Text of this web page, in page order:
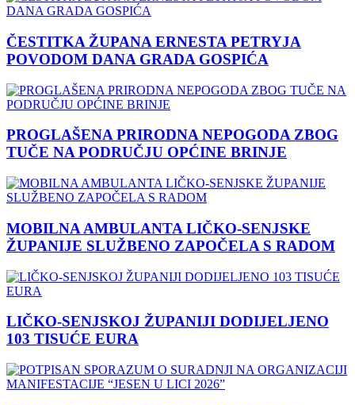
ČESTITKA ŽUPANA ERNESTA PETRYJA
POVODOM DANA GRADA GOSPIĆA
PROGLAŠENA PRIRODNA NEPOGODA ZBOG
TUČE NA PODRUČJU OPĆINE BRINJE
MOBILNA AMBULANTA LIČKO-SENJSKE
ŽUPANIJE SLUŽBENO ZAPOČELA S RADOM
LIČKO-SENJSKOJ ŽUPANIJI DODIJELJENO
103 TISUĆE EURA